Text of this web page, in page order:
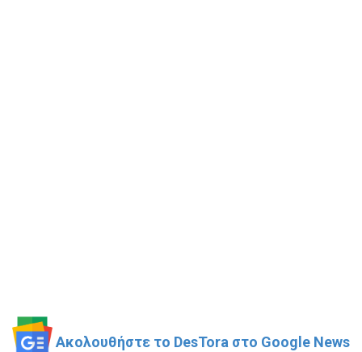
Ακολουθήστε το DesTora στο Google News